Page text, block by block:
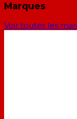
Marques
Voir toutes les